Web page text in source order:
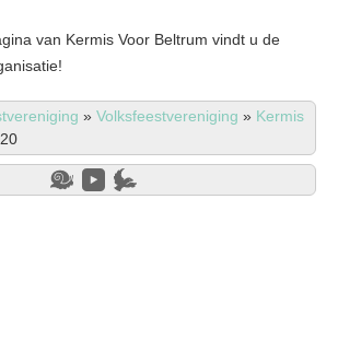
van Kermis Voor Beltrum vindt u de
» Volksfeestvereniging » Kermis